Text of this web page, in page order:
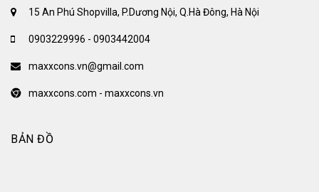
15 An Phú Shopvilla, P.Dương Nội, Q.Hà Đông, Hà Nội
0903229996 - 0903442004
maxxcons.vn@gmail.com
maxxcons.com - maxxcons.vn
BẢN ĐỒ